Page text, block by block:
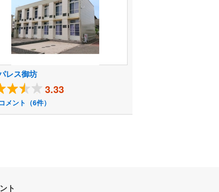
レス御坊
3.33
コメント（6件）
ト